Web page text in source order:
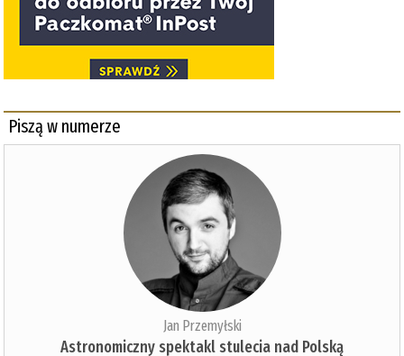
Piszą w numerze
Jan Przemyłski
Astronomiczny spektakl stulecia nad Polską